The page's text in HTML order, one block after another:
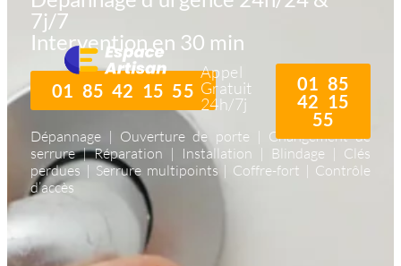
Appel
Gratuit
24h/7j
01 85
42 15
55
7j/7
Intervention en 30 min
01 85 42 15 55
Dépannage | Ouverture de porte | Changement de
serrure | Réparation | Installation | Blindage | Clés
perdues | Serrure multipoints | Coffre-fort | Contrôle
d’accès